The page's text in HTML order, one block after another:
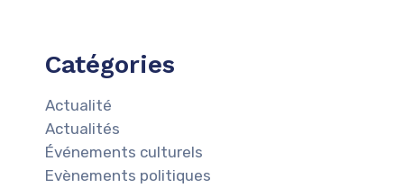
Catégories
Actualité
Actualités
Événements culturels
Evènements politiques